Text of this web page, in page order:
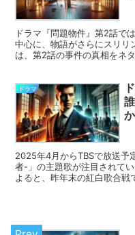
ドラマ『問題物件』第2話で
中心に、物語がさらにスリリ
は、第2話の事件の真相をネ
ドラマ
か
2025年4月からTBSで放送予
者-」の主題歌が注目されて
よると、昨年末の紅白歌合戦